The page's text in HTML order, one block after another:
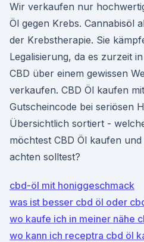
Wir verkaufen nur
Öl gegen Krebs. Cannabisöl
der Krebstherapie. Sie
Legalisierung, da es zurzeit
CBD über einem gewissen
verkaufen. CBD Öl kaufen
Gutscheincode bei seriösen
Übersichtlich sortiert -
möchtest CBD Öl kaufen
achten solltest?
cbd-öl mit honiggeschmack
was ist besser cbd öl oder
wo kaufe ich in meiner nähe
wo kann ich receptra cbd öl